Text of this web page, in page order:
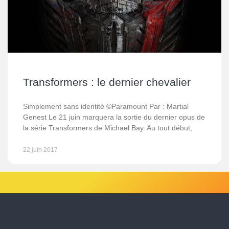
Transformers : le dernier chevalier
Simplement sans identité ©Paramount Par : Martial
Genest Le 21 juin marquera la sortie du dernier opus de
la série Transformers de Michael Bay. Au tout début,
22 juin 2017